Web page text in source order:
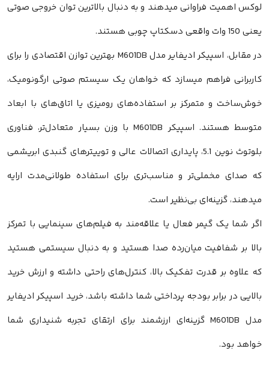
لوکس اهمیت فراوانی میدهند و به دنبال بالاترین توان خروجی صوتی
یعنی 150 وات واقعی دسکتاپ چوبی هستند.
در مقابل، اسپیکر ادیفایر مدل M601DB بهترین توازن اقتصادی را برای
کاربرانی فراهم میسازد که خواهان یک سیستم صوتی ارگونومیک،
خوش‌ساخت و متمرکز بر استفاده‌های رومیزی یا اتاق‌های با ابعاد
متوسط هستند. اسپیکر M601DB با وزن بسیار متعادل‌تر، فناوری
بلوتوث نوین 5.1، پایداری اتصالات عالی و توییترهای گنبدی ابریشمی
که صدای مخملی‌تر و مناسب‌تری برای استفاده طولانی‌مدت ارایه
میدهند، گزینه‌ای بی‌نظیر است.
اگر شما یک گیمر فعال یا علاقه‌مند به فیلم‌های سینمایی با تمرکز
بالا بر شفافیت میان‌رده صدا هستید و به دنبال سیستمی هستید
که علاوه بر قدرت تفکیک بالا، کنترل‌های راحتی داشته و ارزش خرید
بالایی در برابر بودجه پرداختی شما داشته باشد، خرید اسپیکر ادیفایر
مدل M601DB گزینه‌ای ارزشمند برای ارتقای تجربه شنیداری شما
خواهد بود.